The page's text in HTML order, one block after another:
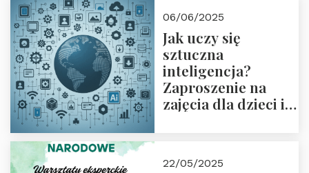
06/06/2025
Jak uczy się
sztuczna
inteligencja?
Zaproszenie na
zajęcia dla dzieci i
22/05/2025